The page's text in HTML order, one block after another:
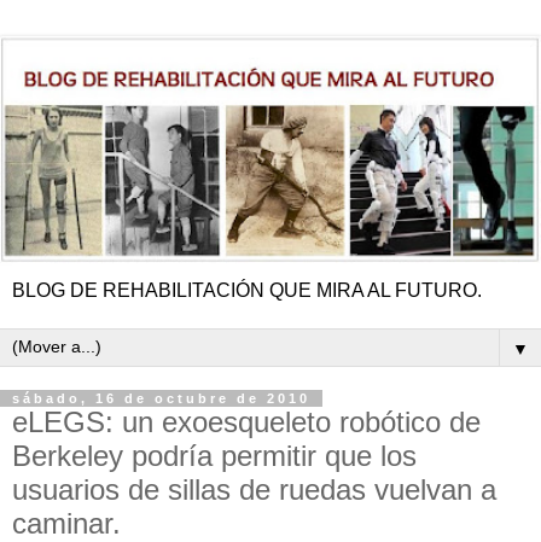
BLOG DE REHABILITACIÓN QUE MIRA AL FUTURO.
▼
sábado, 16 de octubre de 2010
eLEGS: un exoesqueleto robótico de
Berkeley podría permitir que los
usuarios de sillas de ruedas vuelvan a
caminar.